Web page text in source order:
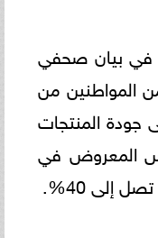
في بيان صحفي
المواطنين من
جودة المنتجات
المعروض في
إلى 40%.